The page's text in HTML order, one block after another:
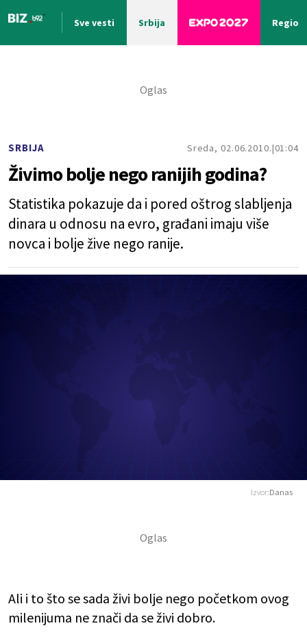
Sve vesti Srbija Region
SRBIJA Sreda, 02.06.2010. 01:04
Živimo bolje nego ranijih godina?
Statistika pokazuje da i pored oštrog slabljenja
dinara u odnosu na evro, građani imaju više
novca i bolje žive nego ranije.
Izvor:Danas
Ali i to što se sada živi bolje nego početkom ovog
milenijuma ne znači da se živi dobro.